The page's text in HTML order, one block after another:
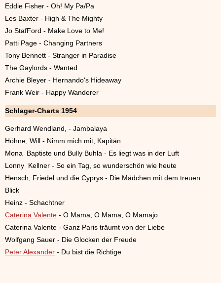
Eddie Fisher - Oh! My Pa/Pa
Les Baxter - High & The Mighty
Jo StafFord - Make Love to Me!
Patti Page - Changing Partners
Tony Bennett - Stranger in Paradise
The Gaylords - Wanted
Archie Bleyer - Hernando's Hideaway
Frank Weir - Happy Wanderer
Schlager-Charts 1954
Gerhard Wendland, - Jambalaya
Höhne, Will - Nimm mich mit, Kapitän
Mona Baptiste und Bully Buhla - Es liegt was in der Luft
Lonny Kellner - So ein Tag, so wunderschön wie heute
Hensch, Friedel und die Cyprys - Die Mädchen mit dem treuen
Blick
Heinz - Schachtner
Caterina Valente - O Mama, O Mama, O Mamajo
Caterina Valente - Ganz Paris träumt von der Liebe
Wolfgang Sauer - Die Glocken der Freude
Peter Alexander - Du bist die Richtige